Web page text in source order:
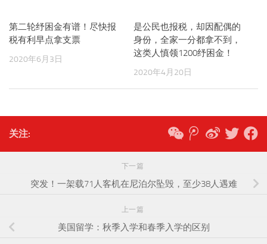
第二轮纾困金有谱！尽快报
税有利早点拿支票
2020年6月3日
是公民也报税，却因配偶的
身份，全家一分都拿不到，
这类人慎领1200纾困金！
2020年4月20日
关注:
下一篇
突发！一架载71人客机在尼泊尔坠毁，至少38人遇难
上一篇
美国留学：秋季入学和春季入学的区别